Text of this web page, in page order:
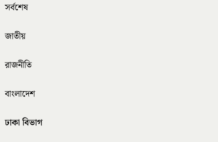
সর্বশেষ
জাতীয়
রাজনীতি
বাংলাদেশ
ঢাকা বিভাগ